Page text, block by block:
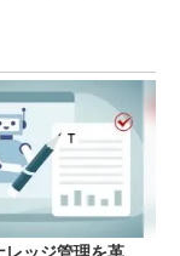
レッジ管理を革